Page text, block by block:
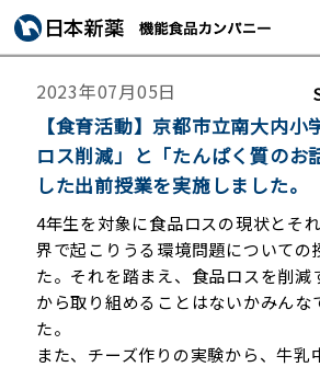
2023年07月05日
【食育活動】京都市立南大内小
ロス削減」と「たんぱく質のお
した出前授業を実施しました。
4年生を対象に食品ロスの現状とそ
界で起こりうる環境問題についての
た。それを踏まえ、食品ロスを削減
から取り組めることはないかみんな
た。
また、チーズ作りの実験から、牛乳